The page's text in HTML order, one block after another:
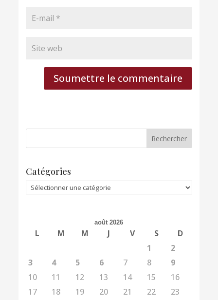
Soumettre le commentaire
Catégories
Catégories
août 2026
L M M J V S
D
1
2
3
4 5 6 7 8
9
10
11 12 13 14 15
16
17
18 19 20 21 22
23